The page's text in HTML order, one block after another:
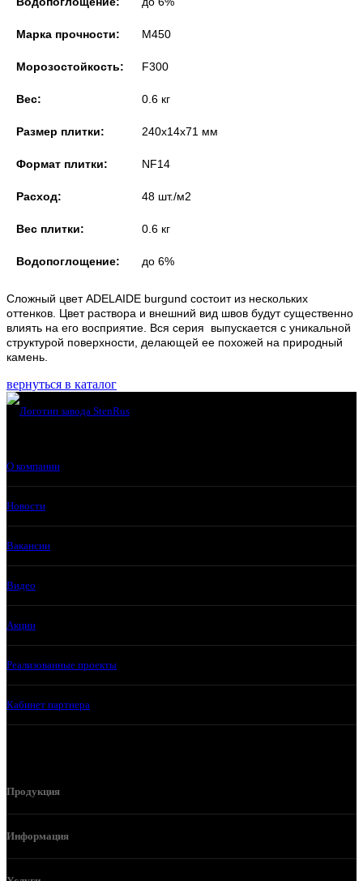
Марка прочности: M450
Морозостойкость: F300
Вес: 0.6 кг
Размер плитки: 240x14x71 мм
Формат плитки: NF14
Расход: 48 шт./м2
Вес плитки: 0.6 кг
Водопоглощение: до 6%
Сложный цвет ADELAIDE burgund состоит из нескольких
оттенков. Цвет раствора и внешний вид швов будут существенно
влиять на его восприятие. Вся серия выпускается с уникальной
структурой поверхности, делающей ее похожей на природный
камень.
вернуться в каталог
О компании
Новости
Вакансии
Видео
Акции
Реализованные проекты
Кабинет партнера
Продукция
Информация